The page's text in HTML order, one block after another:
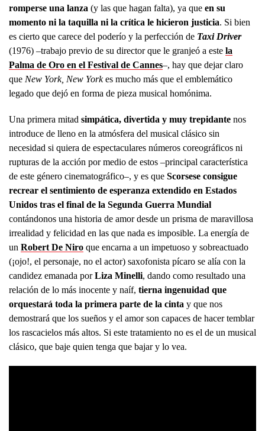
romperse una lanza (y las que hagan falta), ya que en su
momento ni la taquilla ni la crítica le hicieron justicia. Si bien
es cierto que carece del poderío y la perfección de Taxi Driver
(1976) –trabajo previo de su director que le granjeó a este la
Palma de Oro en el Festival de Cannes–, hay que dejar claro
que New York, New Yorkes mucho más que el emblemático
legado que dejó en forma de pieza musical homónima.
Una primera mitad simpática, divertida y muy trepidante nos
introduce de lleno en la atmósfera del musical clásico sin
necesidad si quiera de espectaculares números coreográficos ni
rupturas de la acción por medio de estos –principal característica
de este género cinematográfico–, y es que Scorsese consigue
recrear el sentimiento de esperanza extendido en Estados
Unidos tras el final de la Segunda Guerra Mundial
contándonos una historia de amor desde un prisma de maravillosa
irrealidad y felicidad en las que nada es imposible. La energía de
un Robert De Niro que encarna a un impetuoso y sobreactuado
(¡ojo!, el personaje, no el actor) saxofonista pícaro se alía con la
candidez emanada porLiza Minelli, dando como resultado una
relación de lo más inocente y naíf, tierna ingenuidad que
orquestará toda la primera parte de la cinta y que nos
demostrará que los sueños y el amor son capaces de hacer temblar
los rascacielos más altos. Si este tratamiento no es el de un musical
clásico, que baje quien tenga que bajar y lo vea.